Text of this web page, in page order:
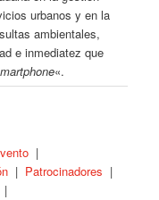
urbanos y en la
ambientales,
e inmediatez que
«.
|
| Patrocinadores |
|